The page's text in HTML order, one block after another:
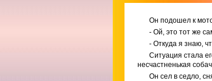
Он подошел к
- Ой, это тот же
- Откуда я знаю,
Ситуация стала
несчастненькая
Он сел в седло,